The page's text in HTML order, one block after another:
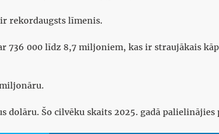
rekordaugsts līmenis.
736 000 līdz 8,7 miljoniem, kas ir straujākais
dolāru. Šo cilvēku skaits 2025. gadā palielinājies